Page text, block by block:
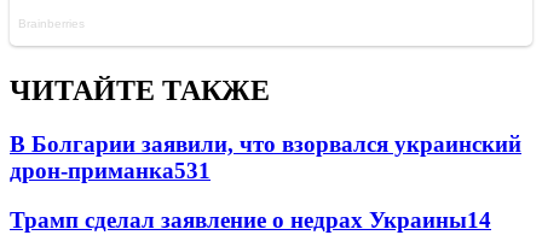
ЧИТАЙТЕ ТАКЖЕ
В Болгарии заявили, что взорвался украинский
дрон-приманка531
Трамп сделал заявление о недрах Украины14